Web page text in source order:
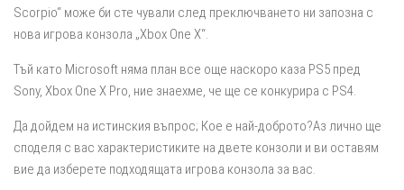
Scorpio“ може би сте чували след преключването ни запозна с
нова игрова конзола „Xbox One X“.
Тъй като Microsoft няма план все още наскоро каза PS5 пред
Sony, Xbox One X Pro, ние знаехме, че ще се конкурира с PS4.
Да дойдем на истинския въпрос; Кое е най-доброто?Аз лично ще
споделя с вас характеристиките на двете конзоли и ви оставям
вие да изберете подходящата игрова конзола за вас.